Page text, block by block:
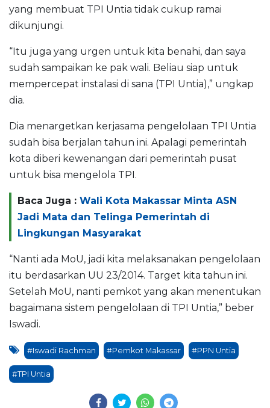
yang membuat TPI Untia tidak cukup ramai
dikunjungi.
“Itu juga yang urgen untuk kita benahi, dan saya
sudah sampaikan ke pak wali. Beliau siap untuk
mempercepat instalasi di sana (TPI Untia),” ungkap
dia.
Dia menargetkan kerjasama pengelolaan TPI Untia
sudah bisa berjalan tahun ini. Apalagi pemerintah
kota diberi kewenangan dari pemerintah pusat
untuk bisa mengelola TPI.
Baca Juga : Wali Kota Makassar Minta ASN
Jadi Mata dan Telinga Pemerintah di
Lingkungan Masyarakat
“Nanti ada MoU, jadi kita melaksanakan pengelolaan
itu berdasarkan UU 23/2014. Target kita tahun ini.
Setelah MoU, nanti pemkot yang akan menentukan
bagaimana sistem pengelolaan di TPI Untia,” beber
Iswadi.
#Iswadi Rachman #Pemkot Makassar #PPN Untia
#TPI Untia